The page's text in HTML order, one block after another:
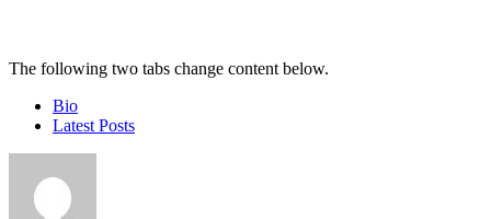
The following two tabs change content below.
Bio
Latest Posts